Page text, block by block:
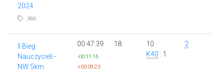
2024
360
II Bieg
Nauczycieli -
NW 5km
00:47:39
-00:11:16
+00:09:23
18
10
K40 : 1
2